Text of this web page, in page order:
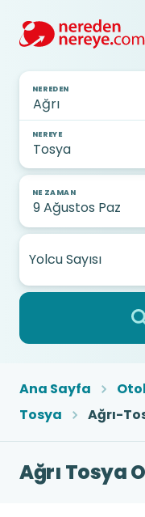
NEREDEN
NEREYE
NE ZAMAN
Yolcu Sayısı
Ana Sayfa
Tosya
Ağrı-
Ağrı Tosya